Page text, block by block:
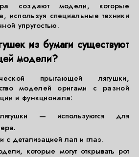
создают модели, которые
используя специальные техники
упругостью.
из бумаги существуют
модели?
прыгающей лягушки,
моделей оригами с разной
и функционала:
— используются для
детализацией лап и глаз.
которые могут открывать рот